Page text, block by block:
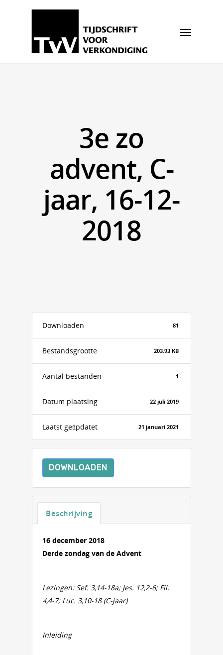
3e zo
advent, C-
jaar, 16-12-
2018
Downloaden 81
Bestandsgrootte 203.93 KB
Aantal bestanden 1
Datum plaatsing 22 juli 2019
Laatst geüpdatet 21 januari 2021
DOWNLOADEN
Beschrijving
16 december 2018
Derde zondag van de Advent
Lezingen: Sef. 3,14-18a; Jes. 12,2-6; Fil.
4,4-7; Luc. 3,10-18 (C-jaar)
Inleiding